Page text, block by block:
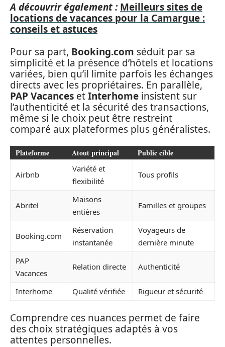
A découvrir également : Meilleurs sites de
locations de vacances pour la Camargue :
conseils et astuces
Pour sa part, Booking.com séduit par sa
simplicité et la présence d’hôtels et locations
variées, bien qu’il limite parfois les échanges
directs avec les propriétaires. En parallèle,
PAP Vacances etInterhome insistent sur
l’authenticité et la sécurité des transactions,
même si le choix peut être restreint
comparé aux plateformes plus généralistes.
Plateforme Atout principal Public cible
Airbnb
Variété et
flexibilité
Tous profils
Abritel
Maisons
entières
Familles et groupes
Booking.com
Réservation
instantanée
Voyageurs de
dernière minute
PAP
Vacances
Relation directe Authenticité
Interhome Qualité vérifiée Rigueur et sécurité
Comprendre ces nuances permet de faire
des choix stratégiques adaptés à vos
attentes personnelles.